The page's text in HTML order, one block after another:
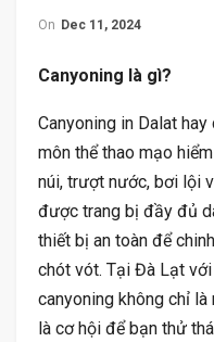
On Dec 11, 2024
Canyoning là gì?
Canyoning in Dalat
môn thể thao mạo
núi, trượt nước, bơi lội
được trang bị đầy đủ
thiết bị an toàn để
chót vót. Tại Đà Lạt
canyoning không chỉ
là cơ hội để bạn thử